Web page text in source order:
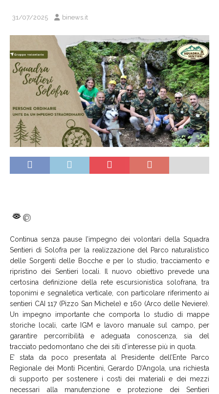
31/07/2025 binews.it
Continua senza pause l’impegno dei volontari della Squadra
Sentieri di Solofra per la realizzazione del Parco naturalistico
delle Sorgenti delle Bocche e per lo studio, tracciamento e
ripristino dei Sentieri locali. Il nuovo obiettivo prevede una
certosina definizione della rete escursionistica solofrana, tra
toponimi e segnaletica verticale, con particolare riferimento ai
sentieri CAI 117 (Pizzo San Michele) e 160 (Arco delle Neviere).
Un impegno importante che comporta lo studio di mappe
storiche locali, carte IGM e lavoro manuale sul campo, per
garantire percorribilità e adeguata conoscenza, sia del
tracciato pedomontano che dei siti d’interesse più in quota.
E’ stata da poco presentata al Presidente dell’Ente Parco
Regionale dei Monti Picentini, Gerardo D’Angola, una richiesta
di supporto per sostenere i costi dei materiali e dei mezzi
necessari alla manutenzione e protezione dei Sentieri